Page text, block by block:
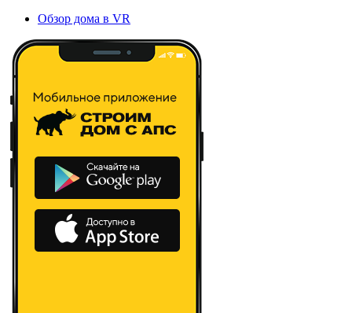
Обзор дома в VR